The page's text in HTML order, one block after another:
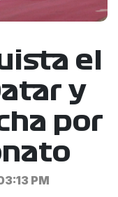
el
y
por
PM